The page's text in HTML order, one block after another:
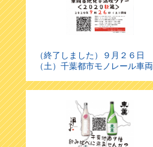
（終了しました）９月２６日
（土）千葉都市モノレール車両
＞を開催します！